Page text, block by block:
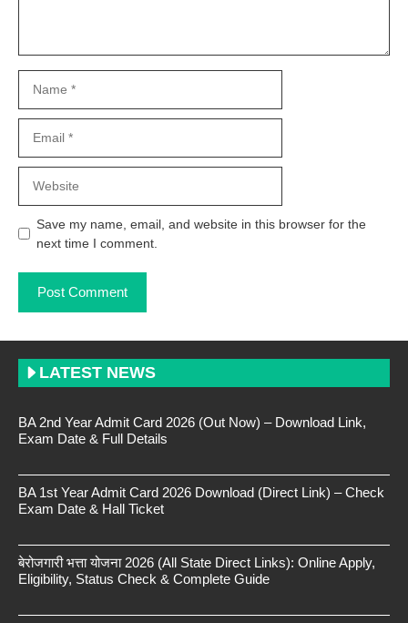
Save my name, email, and website in this browser for the
next time I comment.
LATEST NEWS
BA 2nd Year Admit Card 2026 (Out Now) – Download Link,
Exam Date & Full Details
BA 1st Year Admit Card 2026 Download (Direct Link) – Check
Exam Date & Hall Ticket
बेरोजगारी भत्ता योजना 2026 (All State Direct Links): Online Apply,
Eligibility, Status Check & Complete Guide